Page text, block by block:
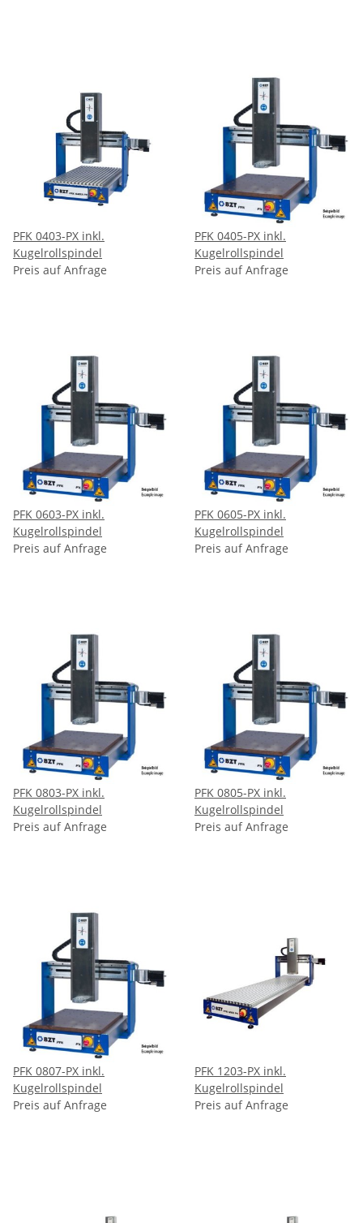
PFK 0403-PX inkl.
Kugelrollspindel
Preis auf Anfrage
PFK 0405-PX inkl.
Kugelrollspindel
Preis auf Anfrage
PFK 0603-PX inkl.
Kugelrollspindel
Preis auf Anfrage
PFK 0605-PX inkl.
Kugelrollspindel
Preis auf Anfrage
PFK 0803-PX inkl.
Kugelrollspindel
Preis auf Anfrage
PFK 0805-PX inkl.
Kugelrollspindel
Preis auf Anfrage
PFK 0807-PX inkl.
Kugelrollspindel
Preis auf Anfrage
PFK 1203-PX inkl.
Kugelrollspindel
Preis auf Anfrage